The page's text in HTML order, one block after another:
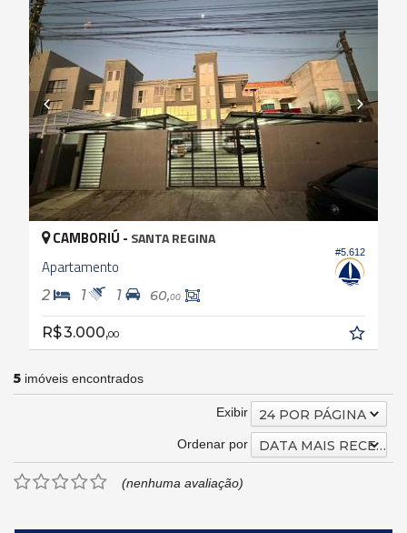
#5.612
CAMBORIÚ - SANTA REGINA
Apartamento
2 1 1 60,00
R$ 3.000,00
5 imóveis encontrados
Exibir 24 POR PÁGINA
Ordenar por DATA MAIS RECENTE
(nenhuma avaliação)